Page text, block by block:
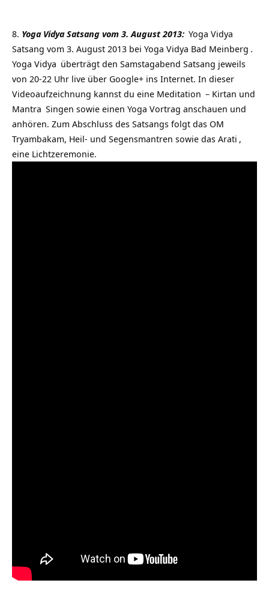
Yoga Vidya Satsang vom 3. August 2013: Yoga Vidya
Satsang vom 3. August 2013 bei Yoga Vidya Bad Meinberg .
Yoga Vidya überträgt den Samstagabend Satsang jeweils
von 20-22 Uhr live über Google+ ins Internet. In dieser
Videoaufzeichnung kannst du eine Meditation – Kirtan und
Mantra Singen sowie einen Yoga Vortrag anschauen und
anhören. Zum Abschluss des Satsangs folgt das OM
Tryambakam, Heil- und Segensmantren sowie das Arati ,
eine Lichtzeremonie.